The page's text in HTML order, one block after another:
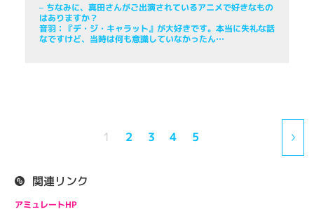
– ちなみに、真田さんがご出演されているアニメで好きなもの
はありますか？
音羽：『デ・ジ・キャラット』が大好きです。本当に失礼な話
なですけど、当時は何も意識していなかったん…
1 2 3 4 5
関連リンク
アミュレートHP